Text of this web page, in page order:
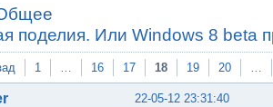
поделия. Или Windows 8 beta
1 … 16 17 18 19 20 …
22-05-12 23:31:40